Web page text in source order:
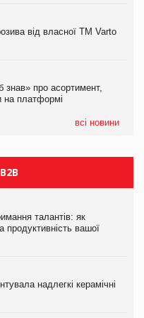
від власної ТМ Varto
знав» про асортимент,
на платформі
всі новини
з’явилися паучі
мережу магазинів
талантів: як
продуктивність вашої
надлегкі керамічні